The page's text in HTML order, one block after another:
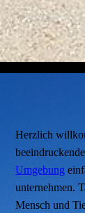
Herzlich
Umgebung
unternehmen.
Mensch und